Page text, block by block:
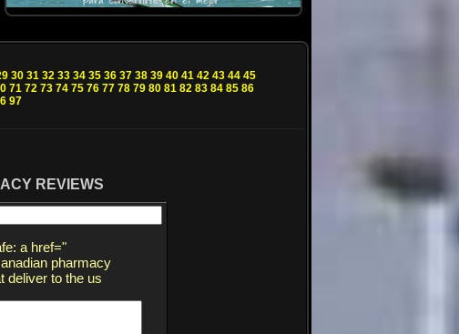
30 31 32 33 34 35 36 37 38 39 40 41 42 43 44 45
71 72 73 74 75 76 77 78 79 80 81 82 83 84 85 86
97
REVIEWS
a href="
pharmacy
deliver to the us